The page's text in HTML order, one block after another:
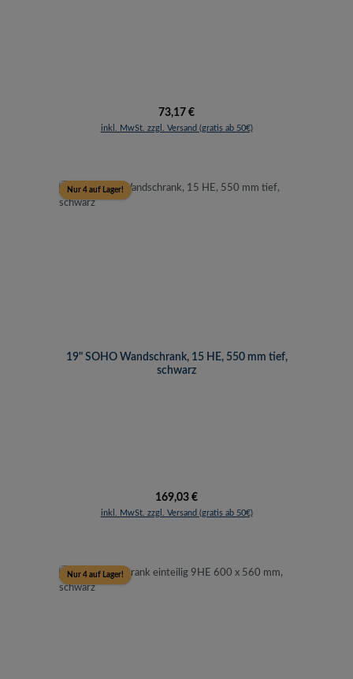
Regulärer Preis:
73,17 €
inkl. MwSt. zzgl. Versand (gratis ab 50€)
Nur 4 auf Lager!
19" SOHO Wandschrank, 15 HE, 550 mm tief,
schwarz
Regulärer Preis:
169,03 €
inkl. MwSt. zzgl. Versand (gratis ab 50€)
Nur 4 auf Lager!